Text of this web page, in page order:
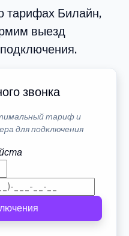
тарифах Билайн,
выезд
звонка
тариф и
для подключения